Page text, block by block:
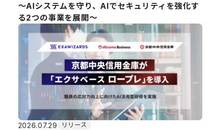
～AIシステムを守り、AIでセキュリティを強化す
る2つの事業を展開～
2026.07.29 リリース